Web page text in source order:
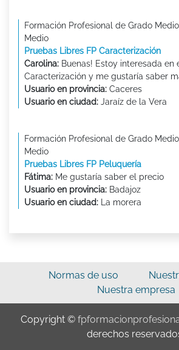
Formación Profesional de Grado
Medio
Pruebas Libres FP Caracterización
Carolina: Buenas! Estoy interesada en
Caracterización y me gustaría saber
Usuario en provincia: Caceres
Usuario en ciudad: Jaraíz de la Vera
Formación Profesional de Grado
Medio
Pruebas Libres FP Peluquería
Fátima: Me gustaría saber el precio
Usuario en provincia: Badajoz
Usuario en ciudad: La morera
Normas de uso
Nuestra empresa
Copyright ©
derechos